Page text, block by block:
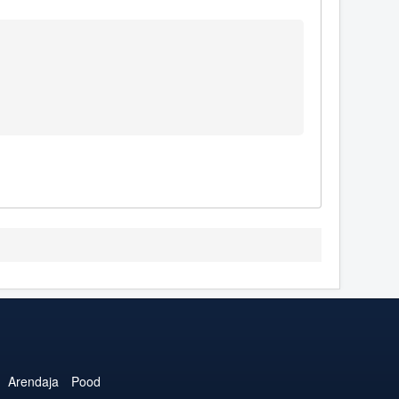
Arendaja Pood